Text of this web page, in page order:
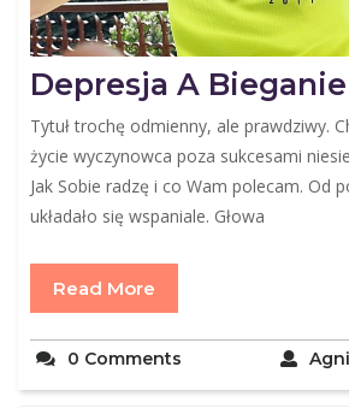
Depresja A Bieganie
Tytuł trochę odmienny, ale prawdziwy.
życie wyczynowca poza sukcesami
Jak Sobie radzę i co Wam polecam. Od
układało się wspaniale. Głowa
Read More
0 Comments